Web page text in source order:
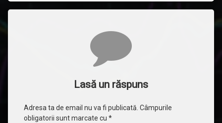
Lasă un răspuns
Adresa ta de email nu va fi publicată. Câmpurile
obligatorii sunt marcate cu *